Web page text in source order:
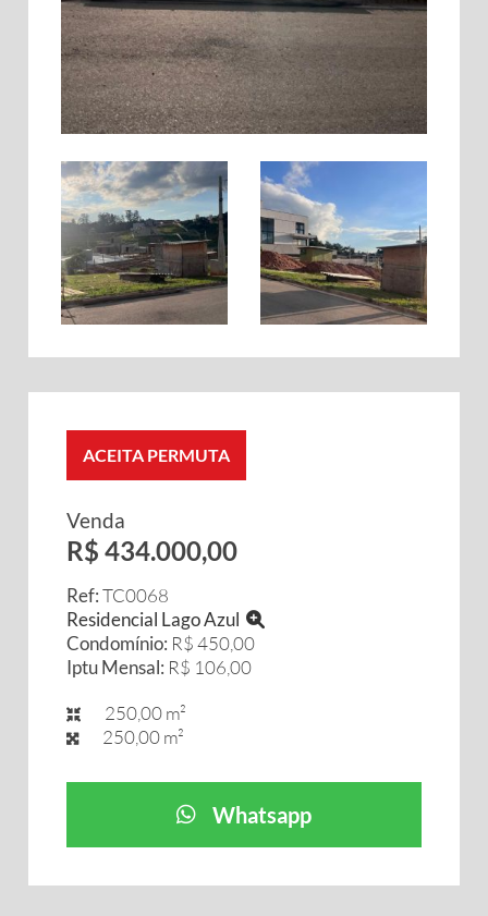
ACEITA PERMUTA
Venda
R$ 434.000,00
Ref:TC0068
Residencial Lago Azul
Condomínio: R$ 450,00
Iptu Mensal: R$ 106,00
250,00 m²
250,00 m²
Whatsapp